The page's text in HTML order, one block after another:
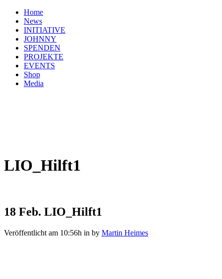
Home
News
INITIATIVE
JOHNNY
SPENDEN
PROJEKTE
EVENTS
Shop
Media
LIO_Hilft1
18 Feb. LIO_Hilft1
Veröffentlicht am 10:56h in by Martin Heimes